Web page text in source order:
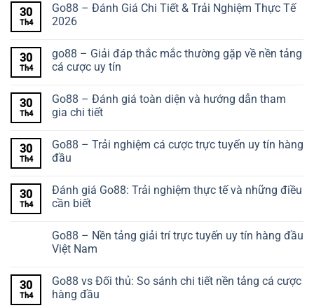
30
Th4
Go88 – Đánh Giá Chi Tiết & Trải Nghiệm Thực Tế
2026
30
Th4
go88 – Giải đáp thắc mắc thường gặp về nền tảng
cá cược uy tín
30
Th4
Go88 – Đánh giá toàn diện và hướng dẫn tham
gia chi tiết
30
Th4
Go88 – Trải nghiệm cá cược trực tuyến uy tín hàng
đầu
30
Th4
Đánh giá Go88: Trải nghiệm thực tế và những điều
cần biết
Go88 – Nền tảng giải trí trực tuyến uy tín hàng đầu
Việt Nam
30
Th4
Go88 vs Đối thủ: So sánh chi tiết nền tảng cá cược
hàng đầu